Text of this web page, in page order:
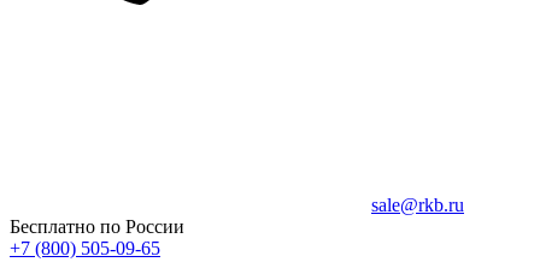
sale@rkb.ru
Бесплатно по России
+7 (800) 505-09-65